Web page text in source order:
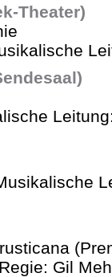
Theater)
Gil